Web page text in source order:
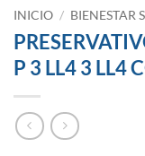
INICIO / BIENESTAR
P 3 LL4 3 LL4